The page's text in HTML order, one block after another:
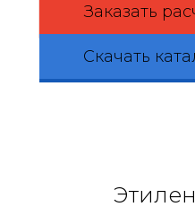
Заказать
Скачать